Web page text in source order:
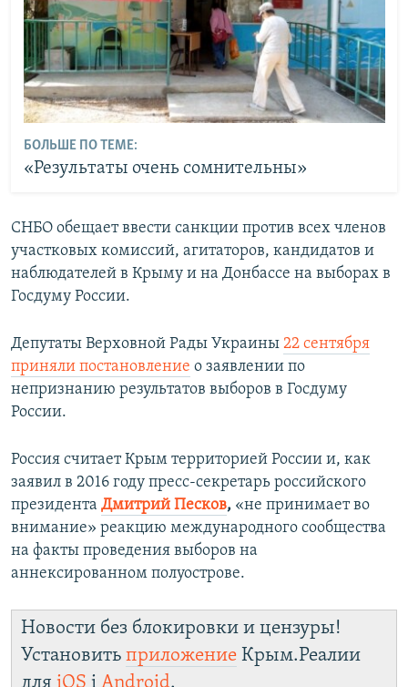
БОЛЬШЕ ПО ТЕМЕ:
«Результаты очень сомнительны»
СНБО обещает ввести санкции против всех членов
участковых комиссий, агитаторов, кандидатов и
наблюдателей в Крыму и на Донбассе на выборах в
Госдуму России.
Депутаты Верховной Рады Украины 22 сентября
приняли постановление о заявлении по
непризнанию результатов выборов в Госдуму
России.
Россия считает Крым территорией России и, как
заявил в 2016 году пресс-секретарь российского
президента Дмитрий Песков, «не принимает во
внимание» реакцию международного сообщества
на факты проведения выборов на
аннексированном полуострове.
Новости без блокировки и цензуры!
Установить приложение Крым.Реалии
для iOS і Android.